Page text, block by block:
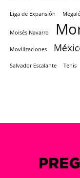
Liga de Expansión
Moisés Navarro
Movilizaciones
Salvador Escalante Tenis